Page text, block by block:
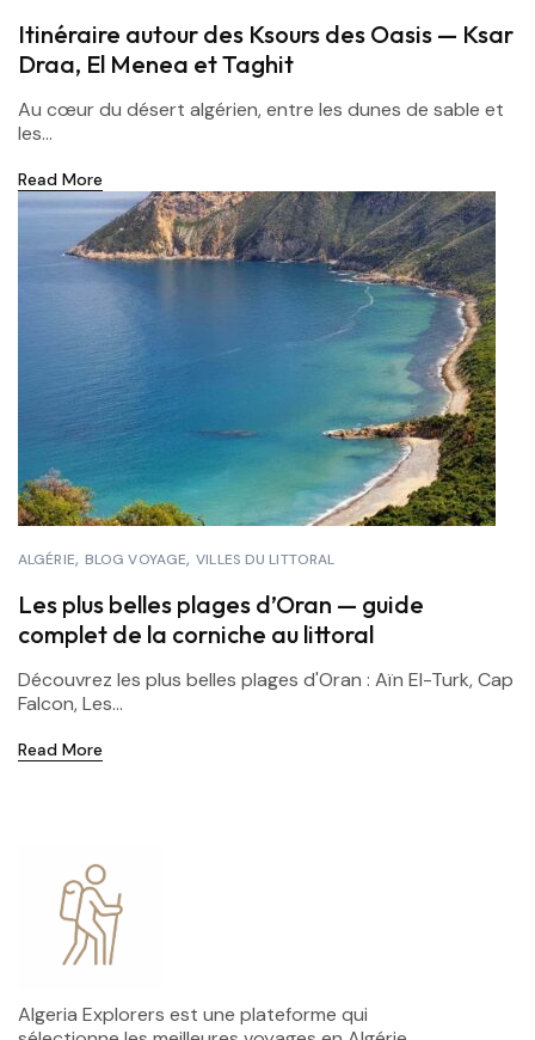
Itinéraire autour des Ksours des Oasis — Ksar
Draa, El Menea et Taghit
Au cœur du désert algérien, entre les dunes de sable et
les...
Read More
ALGÉRIE BLOG VOYAGE VILLES DU LITTORAL
Les plus belles plages d’Oran — guide
complet de la corniche au littoral
Découvrez les plus belles plages d'Oran : Aïn El-Turk, Cap
Falcon, Les...
Read More
Algeria Explorers est une plateforme qui